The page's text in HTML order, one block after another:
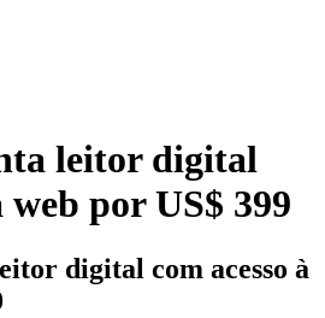
leitor digital
web por US$ 399
digital com acesso à